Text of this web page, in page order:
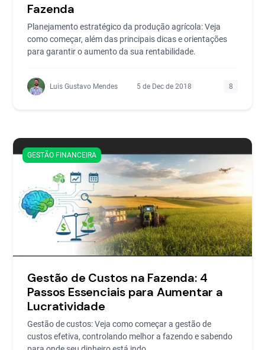
Fazenda
Planejamento estratégico da produção agrícola: Veja
como começar, além das principais dicas e orientações
para garantir o aumento da sua rentabilidade.
Luis Gustavo Mendes 5 de Dec de 2018 8
GESTÃO FINANCEIRA
Gestão de Custos na Fazenda: 4
Passos Essenciais para Aumentar a
Lucratividade
Gestão de custos: Veja como começar a gestão de
custos efetiva, controlando melhor a fazendo e sabendo